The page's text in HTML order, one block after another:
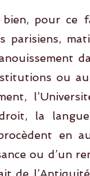
bien, pource
parisiens,
ou
l’Univ
la
en
ou d’un